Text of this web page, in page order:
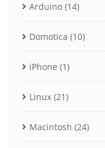
Arduino (14)
Domotica (10)
iPhone (1)
Linux (21)
Macintosh (24)